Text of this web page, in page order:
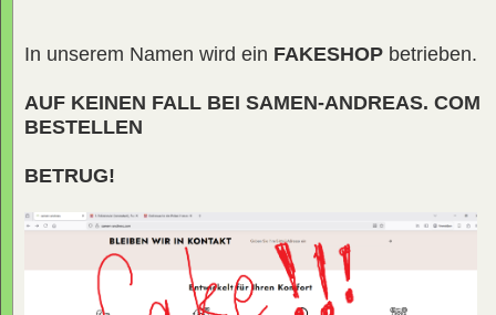
In unserem Namen wird ein FAKESHOP betrieben.
AUF KEINEN FALL BEI SAMEN-ANDREAS. COM
BESTELLEN
BETRUG!